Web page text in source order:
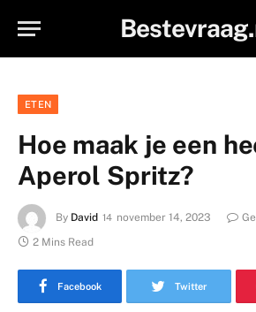
ETEN
Hoe maak je een
Aperol Spritz?
By David november 14, 2023
2 Mins Read
Facebook Twitter